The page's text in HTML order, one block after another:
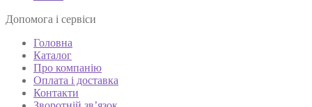
Допомога і сервіси
Головна
Каталог
Про компанію
Оплата і доставка
Контакти